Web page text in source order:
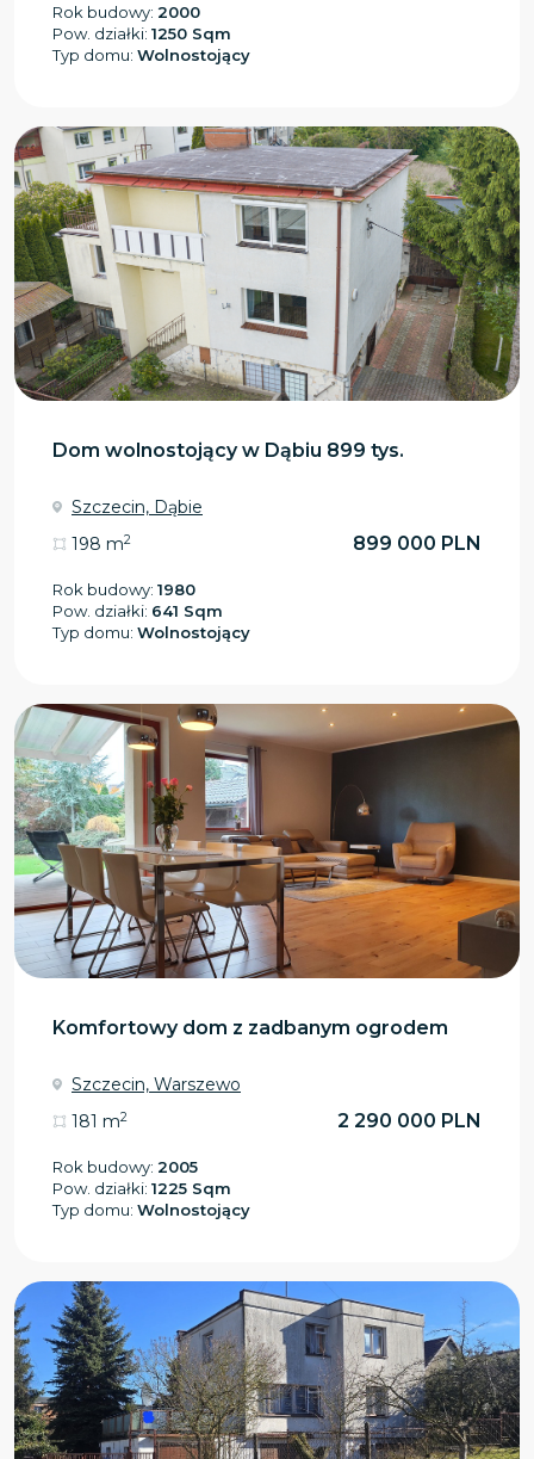
Rok budowy: 2000
Pow. działki: 1250 Sqm
Typ domu: Wolnostojący
Dom wolnostojący w Dąbiu 899 tys.
Szczecin, Dąbie
198 m2 899 000 PLN
Rok budowy: 1980
Pow. działki: 641 Sqm
Typ domu: Wolnostojący
Komfortowy dom z zadbanym ogrodem
Szczecin, Warszewo
181 m2 2 290 000 PLN
Rok budowy: 2005
Pow. działki: 1225 Sqm
Typ domu: Wolnostojący